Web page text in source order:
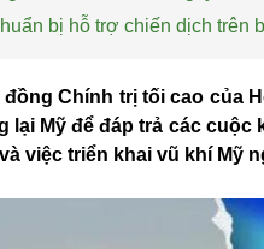
bị hỗ trợ chiến dịch trên
Chính trị tối cao của
lại Mỹ để đáp trả các
việc triển khai vũ khí Mỹ